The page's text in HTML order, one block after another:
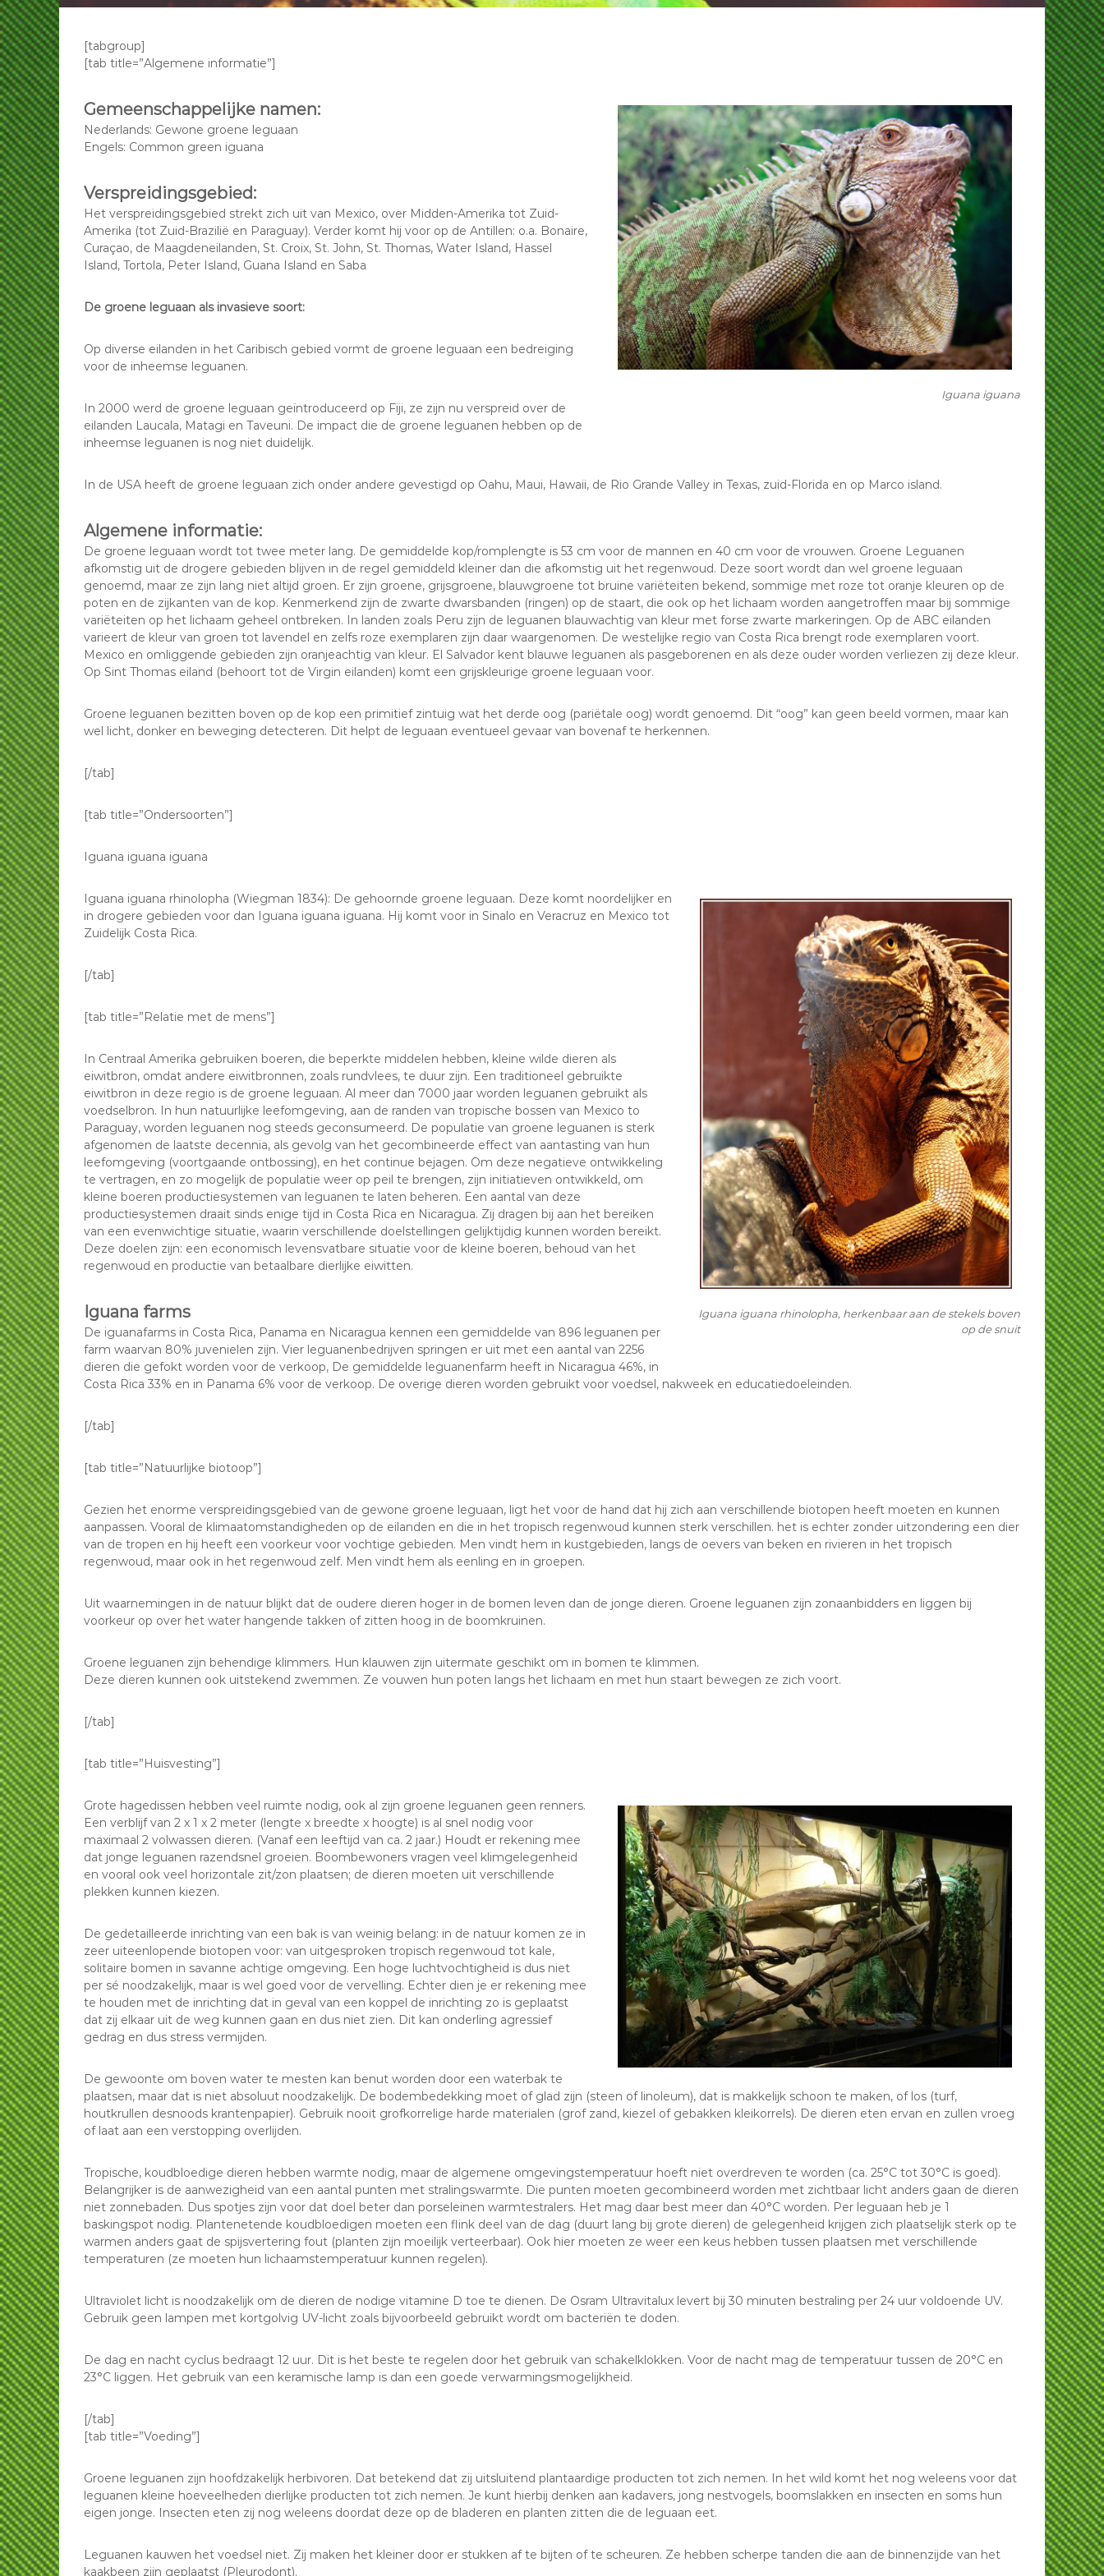
a
n
e
o
u
a
n
e
[tabgroup]
[tab title=”Algemene informatie”]
Iguana iguana
Gemeenschappelijke namen:
Nederlands: Gewone groene leguaan
Engels: Common green iguana
Verspreidingsgebied:
Het verspreidingsgebied strekt zich uit van Mexico, over Midden-Amerika tot Zuid-
Amerika (tot Zuid-Brazilië en Paraguay). Verder komt hij voor op de Antillen: o.a. Bonaire,
Curaçao, de Maagdeneilanden, St. Croix, St. John, St. Thomas, Water Island, Hassel
Island, Tortola, Peter Island, Guana Island en Saba
De groene leguaan als invasieve soort:
Op diverse eilanden in het Caribisch gebied vormt de groene leguaan een bedreiging
voor de inheemse leguanen.
In 2000 werd de groene leguaan geïntroduceerd op Fiji, ze zijn nu verspreid over de
eilanden Laucala, Matagi en Taveuni. De impact die de groene leguanen hebben op de
inheemse leguanen is nog niet duidelijk.
In de USA heeft de groene leguaan zich onder andere gevestigd op Oahu, Maui, Hawaii, de Rio Grande Valley in Texas, zuid-Florida en op Marco island.
Algemene informatie:
De groene leguaan wordt tot twee meter lang. De gemiddelde kop/romplengte is 53 cm voor de mannen en 40 cm voor de vrouwen. Groene Leguanen
afkomstig uit de drogere gebieden blijven in de regel gemiddeld kleiner dan die afkomstig uit het regenwoud. Deze soort wordt dan wel groene leguaan
genoemd, maar ze zijn lang niet altijd groen. Er zijn groene, grijsgroene, blauwgroene tot bruine variëteiten bekend, sommige met roze tot oranje kleuren op de
poten en de zijkanten van de kop. Kenmerkend zijn de zwarte dwarsbanden (ringen) op de staart, die ook op het lichaam worden aangetroffen maar bij sommige
variëteiten op het lichaam geheel ontbreken. In landen zoals Peru zijn de leguanen blauwachtig van kleur met forse zwarte markeringen. Op de ABC eilanden
varieert de kleur van groen tot lavendel en zelfs roze exemplaren zijn daar waargenomen. De westelijke regio van Costa Rica brengt rode exemplaren voort.
Mexico en omliggende gebieden zijn oranjeachtig van kleur. El Salvador kent blauwe leguanen als pasgeborenen en als deze ouder worden verliezen zij deze kleur.
Op Sint Thomas eiland (behoort tot de Virgin eilanden) komt een grijskleurige groene leguaan voor.
Groene leguanen bezitten boven op de kop een primitief zintuig wat het derde oog (pariëtale oog) wordt genoemd. Dit “oog” kan geen beeld vormen, maar kan
wel licht, donker en beweging detecteren. Dit helpt de leguaan eventueel gevaar van bovenaf te herkennen.
[/tab]
[tab title=”Ondersoorten”]
Iguana iguana iguana
Iguana iguana rhinolopha, herkenbaar aan de stekels boven
op de snuit
Iguana iguana rhinolopha (Wiegman 1834): De gehoornde groene leguaan. Deze komt noordelijker en
in drogere gebieden voor dan Iguana iguana iguana. Hij komt voor in Sinalo en Veracruz en Mexico tot
Zuidelijk Costa Rica.
[/tab]
[tab title=”Relatie met de mens”]
In Centraal Amerika gebruiken boeren, die beperkte middelen hebben, kleine wilde dieren als
eiwitbron, omdat andere eiwitbronnen, zoals rundvlees, te duur zijn. Een traditioneel gebruikte
eiwitbron in deze regio is de groene leguaan. Al meer dan 7000 jaar worden leguanen gebruikt als
voedselbron. In hun natuurlijke leefomgeving, aan de randen van tropische bossen van Mexico to
Paraguay, worden leguanen nog steeds geconsumeerd. De populatie van groene leguanen is sterk
afgenomen de laatste decennia, als gevolg van het gecombineerde effect van aantasting van hun
leefomgeving (voortgaande ontbossing), en het continue bejagen. Om deze negatieve ontwikkeling
te vertragen, en zo mogelijk de populatie weer op peil te brengen, zijn initiatieven ontwikkeld, om
kleine boeren productiesystemen van leguanen te laten beheren. Een aantal van deze
productiesystemen draait sinds enige tijd in Costa Rica en Nicaragua. Zij dragen bij aan het bereiken
van een evenwichtige situatie, waarin verschillende doelstellingen gelijktijdig kunnen worden bereikt.
Deze doelen zijn: een economisch levensvatbare situatie voor de kleine boeren, behoud van het
regenwoud en productie van betaalbare dierlijke eiwitten.
Iguana farms
De iguanafarms in Costa Rica, Panama en Nicaragua kennen een gemiddelde van 896 leguanen per
farm waarvan 80% juvenielen zijn. Vier leguanenbedrijven springen er uit met een aantal van 2256
dieren die gefokt worden voor de verkoop, De gemiddelde leguanenfarm heeft in Nicaragua 46%, in
Costa Rica 33% en in Panama 6% voor de verkoop. De overige dieren worden gebruikt voor voedsel, nakweek en educatiedoeleinden.
[/tab]
[tab title=”Natuurlijke biotoop”]
Gezien het enorme verspreidingsgebied van de gewone groene leguaan, ligt het voor de hand dat hij zich aan verschillende biotopen heeft moeten en kunnen
aanpassen. Vooral de klimaatomstandigheden op de eilanden en die in het tropisch regenwoud kunnen sterk verschillen. het is echter zonder uitzondering een dier
van de tropen en hij heeft een voorkeur voor vochtige gebieden. Men vindt hem in kustgebieden, langs de oevers van beken en rivieren in het tropisch
regenwoud, maar ook in het regenwoud zelf. Men vindt hem als eenling en in groepen.
Uit waarnemingen in de natuur blijkt dat de oudere dieren hoger in de bomen leven dan de jonge dieren. Groene leguanen zijn zonaanbidders en liggen bij
voorkeur op over het water hangende takken of zitten hoog in de boomkruinen.
Groene leguanen zijn behendige klimmers. Hun klauwen zijn uitermate geschikt om in bomen te klimmen.
Deze dieren kunnen ook uitstekend zwemmen. Ze vouwen hun poten langs het lichaam en met hun staart bewegen ze zich voort.
[/tab]
[tab title=”Huisvesting”]
Grote hagedissen hebben veel ruimte nodig, ook al zijn groene leguanen geen renners.
Een verblijf van 2 x 1 x 2 meter (lengte x breedte x hoogte) is al snel nodig voor
maximaal 2 volwassen dieren. (Vanaf een leeftijd van ca. 2 jaar.) Houdt er rekening mee
dat jonge leguanen razendsnel groeien. Boombewoners vragen veel klimgelegenheid
en vooral ook veel horizontale zit/zon plaatsen; de dieren moeten uit verschillende
plekken kunnen kiezen.
De gedetailleerde inrichting van een bak is van weinig belang: in de natuur komen ze in
zeer uiteenlopende biotopen voor: van uitgesproken tropisch regenwoud tot kale,
solitaire bomen in savanne achtige omgeving. Een hoge luchtvochtigheid is dus niet
per sé noodzakelijk, maar is wel goed voor de vervelling. Echter dien je er rekening mee
te houden met de inrichting dat in geval van een koppel de inrichting zo is geplaatst
dat zij elkaar uit de weg kunnen gaan en dus niet zien. Dit kan onderling agressief
gedrag en dus stress vermijden.
De gewoonte om boven water te mesten kan benut worden door een waterbak te
plaatsen, maar dat is niet absoluut noodzakelijk. De bodembedekking moet of glad zijn (steen of linoleum), dat is makkelijk schoon te maken, of los (turf,
houtkrullen desnoods krantenpapier). Gebruik nooit grofkorrelige harde materialen (grof zand, kiezel of gebakken kleikorrels). De dieren eten ervan en zullen vroeg
of laat aan een verstopping overlijden.
Tropische, koudbloedige dieren hebben warmte nodig, maar de algemene omgevingstemperatuur hoeft niet overdreven te worden (ca. 25°C tot 30°C is goed).
Belangrijker is de aanwezigheid van een aantal punten met stralingswarmte. Die punten moeten gecombineerd worden met zichtbaar licht anders gaan de dieren
niet zonnebaden. Dus spotjes zijn voor dat doel beter dan porseleinen warmtestralers. Het mag daar best meer dan 40°C worden. Per leguaan heb je 1
baskingspot nodig. Plantenetende koudbloedigen moeten een flink deel van de dag (duurt lang bij grote dieren) de gelegenheid krijgen zich plaatselijk sterk op te
warmen anders gaat de spijsvertering fout (planten zijn moeilijk verteerbaar). Ook hier moeten ze weer een keus hebben tussen plaatsen met verschillende
temperaturen (ze moeten hun lichaamstemperatuur kunnen regelen).
Ultraviolet licht is noodzakelijk om de dieren de nodige vitamine D toe te dienen. De Osram Ultravitalux levert bij 30 minuten bestraling per 24 uur voldoende UV.
Gebruik geen lampen met kortgolvig UV-licht zoals bijvoorbeeld gebruikt wordt om bacteriën te doden.
De dag en nacht cyclus bedraagt 12 uur. Dit is het beste te regelen door het gebruik van schakelklokken. Voor de nacht mag de temperatuur tussen de 20°C en
23°C liggen. Het gebruik van een keramische lamp is dan een goede verwarmingsmogelijkheid.
[/tab]
[tab title=”Voeding”]
Groene leguanen zijn hoofdzakelijk herbivoren. Dat betekend dat zij uitsluitend plantaardige producten tot zich nemen. In het wild komt het nog weleens voor dat
leguanen kleine hoeveelheden dierlijke producten tot zich nemen. Je kunt hierbij denken aan kadavers, jong nestvogels, boomslakken en insecten en soms hun
eigen jonge. Insecten eten zij nog weleens doordat deze op de bladeren en planten zitten die de leguaan eet.
Leguanen kauwen het voedsel niet. Zij maken het kleiner door er stukken af te bijten of te scheuren. Ze hebben scherpe tanden die aan de binnenzijde van het
kaakbeen zijn geplaatst (Pleurodont).